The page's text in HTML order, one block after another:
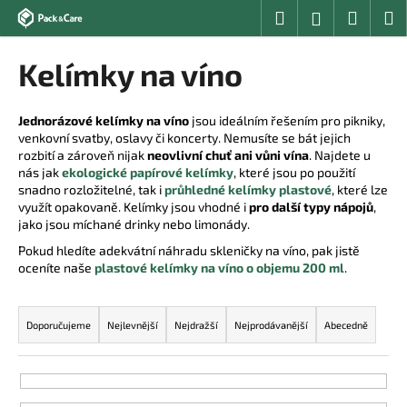
Přejít
obsah
HledatPřihlášení
Kelímky na víno
Jednorázové kelímky na víno jsou ideálním řešením pro pikniky,
venkovní svatby, oslavy či koncerty. Nemusíte se bát jejich
rozbití a zároveň nijakneovlivní chuť ani vůni vína. Najdete u
nás jakekologické papírové kelímky, které jsou po použití
snadno rozložitelné, tak iprůhledné kelímky plastové, které lze
využít opakovaně. Kelímky jsou vhodné ipro další typy nápojů,
jako jsou míchané drinky nebo limonády.
Pokud hledíte adekvátní náhradu skleničky na víno, pak jistě
oceníte naše plastové kelímky na víno o objemu 200 ml.
Ř
a
z
e
n
Doporučujeme Nejlevnější Nejdražší Nejprodávanější Abecedně
o
o
p
o
t
ř
e
b
j
e
t
e